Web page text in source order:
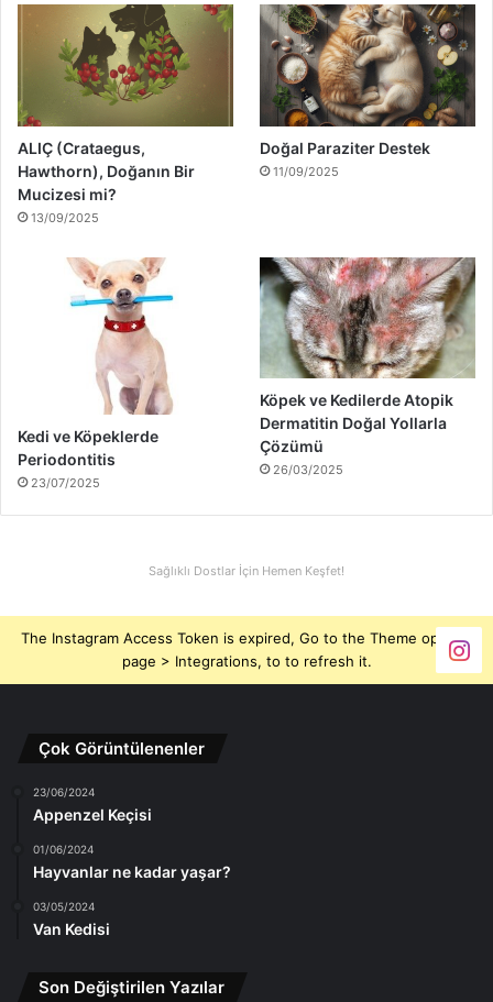
ALIÇ (Crataegus,
Hawthorn), Doğanın Bir
Mucizesi mi?
13/09/2025
Doğal Paraziter Destek
11/09/2025
Kedi ve Köpeklerde
Periodontitis
23/07/2025
Köpek ve Kedilerde Atopik
Dermatitin Doğal Yollarla
Çözümü
26/03/2025
Sağlıklı Dostlar İçin Hemen Keşfet!
The Instagram Access Token is expired, Go to the Theme options
page > Integrations, to to refresh it.
Çok Görüntülenenler
23/06/2024
Appenzel Keçisi
01/06/2024
Hayvanlar ne kadar yaşar?
03/05/2024
Van Kedisi
Son Değiştirilen Yazılar